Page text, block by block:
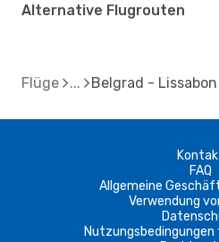
Alternative Flugrouten
Flüge Belgrad - Lissabon
FAQ
Allgemeine
Verwendung